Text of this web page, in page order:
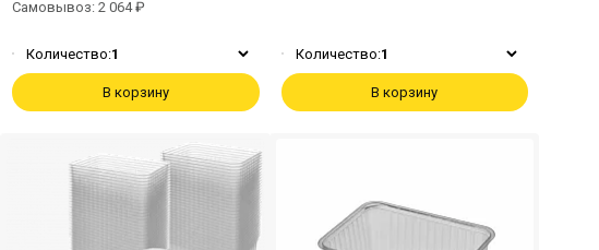
Самовывоз: 2 064 ₽
Количество:1
В корзину
Количество:1
В корзину